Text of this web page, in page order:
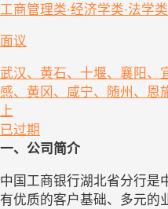
工商管理类·经济学类·法学类
面议
武汉、黄石、十堰、襄阳、
感、黄冈、咸宁、随州、恩
上
已过期
一、公司简介
中国工商银行湖北省分行是
有优质的客户基础、多元的